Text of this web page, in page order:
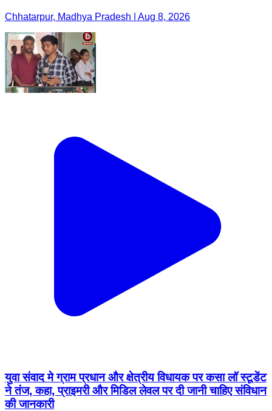
Chhatarpur, Madhya Pradesh | Aug 8, 2026
युवा संवाद मे ग्राम प्रधान और क्षेत्रीय विधायक पर कसा लॉ स्टूडेंट
ने तंज, कहा, प्राइमरी और मिडिल लेवल पर दी जानी चाहिए संविधान
की जानकारी